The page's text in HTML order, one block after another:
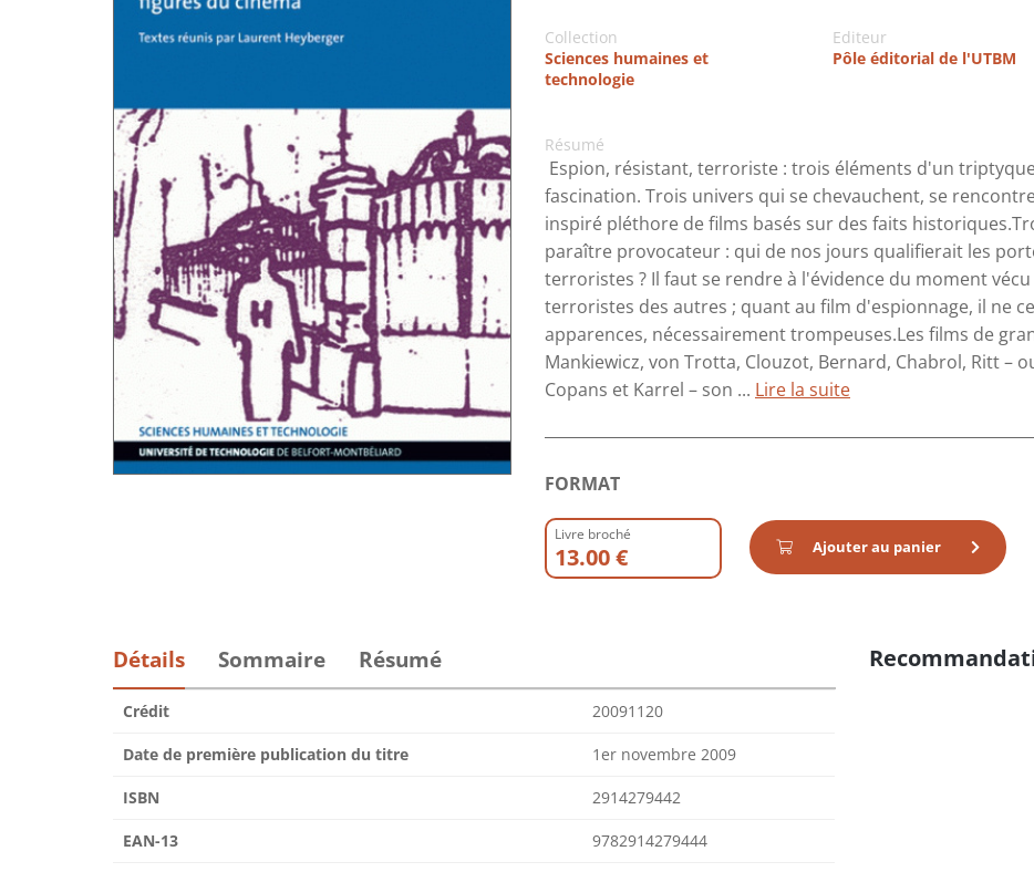
Collection
Sciences humaines et
technologie
Editeur
Pôle éditorial de l'UTBM
Résumé
Espion, résistant, terroriste : trois éléments d'un
fascination. Trois univers qui se chevauchent, se
inspiré pléthore de films basés sur des faits
paraître provocateur : qui de nos jours qualifierait les
terroristes ? Il faut se rendre à l'évidence du moment
terroristes des autres ; quant au film d'espionnage, il ne
apparences, nécessairement trompeuses.Les films de
Mankiewicz, von Trotta, Clouzot, Bernard, Chabrol, Ritt –
Copans et Karrel – son ... Lire la suite
FORMAT
Livre broché
13.00 € Ajouter au panier
Détails Sommaire Résumé
Crédit 20091120
Date de première publication du titre 1er novembre 2009
ISBN 2914279442
EAN-13 9782914279444